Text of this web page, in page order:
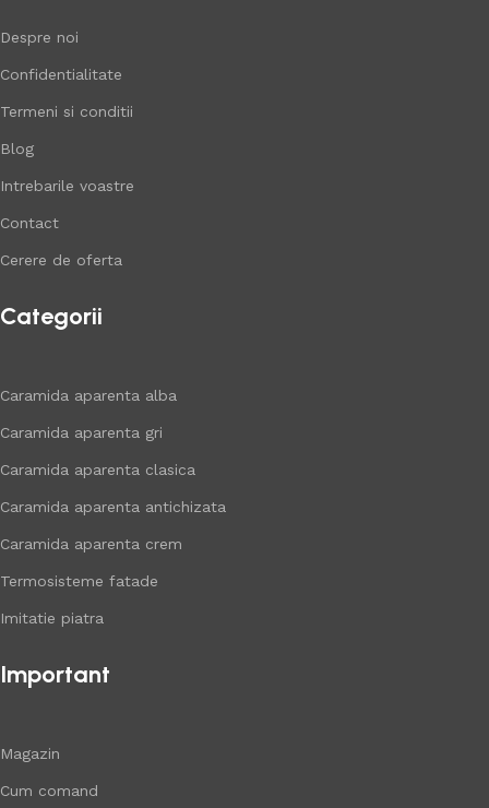
Despre noi
Confidentialitate
Termeni si conditii
Blog
Intrebarile voastre
Contact
Cerere de oferta
Categorii
Caramida aparenta alba
Caramida aparenta gri
Caramida aparenta clasica
Caramida aparenta antichizata
Caramida aparenta crem
Termosisteme fatade
Imitatie piatra
Important
Magazin
Cum comand